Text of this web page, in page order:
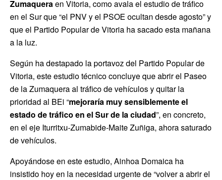
Zumaquera en Vitoria, como avala el estudio de tráfico
en el Sur que “el PNV y el PSOE ocultan desde agosto” y
que el Partido Popular de Vitoria ha sacado esta mañana
a la luz.
Según ha destapado la portavoz del Partido Popular de
Vitoria, este estudio técnico concluye que abrir el Paseo
de la Zumaquera al tráfico de vehículos y quitar la
prioridad al BEi “mejoraría muy sensiblemente el
estado de tráfico en el Sur de la ciudad”, en concreto,
en el eje Iturritxu-Zumabide-Maite Zuñiga, ahora saturado
de vehículos.
Apoyándose en este estudio, Ainhoa Domaica ha
insistido hoy en la necesidad urgente de “volver a abrir el